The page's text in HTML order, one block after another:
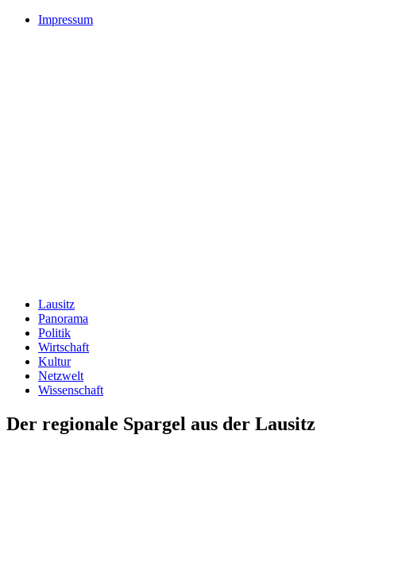
Impressum
Lausitz
Panorama
Politik
Wirtschaft
Kultur
Netzwelt
Wissenschaft
Der regionale Spargel aus der Lausitz